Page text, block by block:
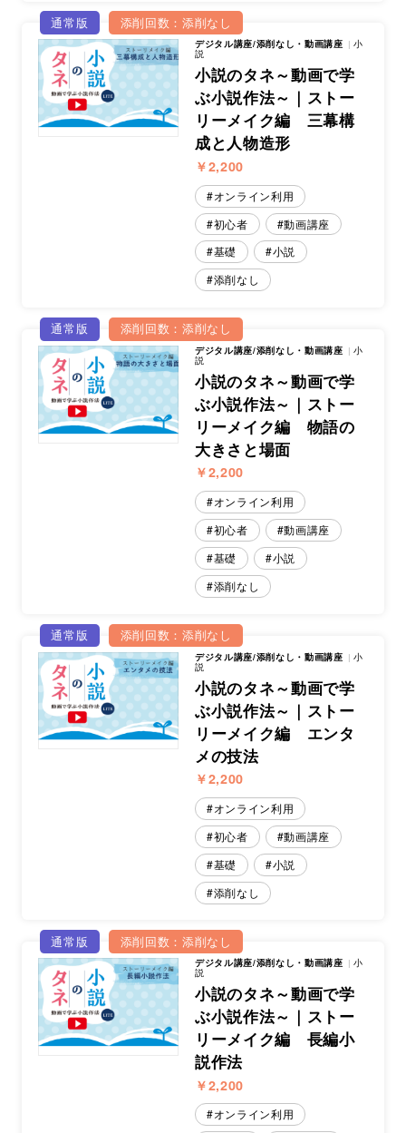
通常版 添削回数：添削なし
デジタル講座/添削なし・動画講座 小
説
小説のタネ～動画で学
ぶ小説作法～｜ストー
リーメイク編 三幕構
成と人物造形
￥2,200
オンライン利用
初心者
動画講座
基礎
小説
添削なし
通常版 添削回数：添削なし
デジタル講座/添削なし・動画講座 小
説
小説のタネ～動画で学
ぶ小説作法～｜ストー
リーメイク編 物語の
大きさと場面
￥2,200
オンライン利用
初心者
動画講座
基礎
小説
添削なし
通常版 添削回数：添削なし
デジタル講座/添削なし・動画講座 小
説
小説のタネ～動画で学
ぶ小説作法～｜ストー
リーメイク編 エンタ
メの技法
￥2,200
オンライン利用
初心者
動画講座
基礎
小説
添削なし
通常版 添削回数：添削なし
デジタル講座/添削なし・動画講座 小
説
小説のタネ～動画で学
ぶ小説作法～｜ストー
リーメイク編 長編小
説作法
￥2,200
オンライン利用